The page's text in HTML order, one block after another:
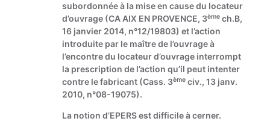
subordonnée à la mise en cause du locateur
d’ouvrage (CA AIX EN PROVENCE, 3èmech.B,
16 janvier 2014, n°12/19803) et l’action
introduite par le maître de l’ouvrage à
l’encontre du locateur d’ouvrage interrompt
la prescription de l’action qu’il peut intenter
contre le fabricant (Cass. 3èmeciv., 13 janv.
2010, n°08-19075).
La notion d’EPERS est difficile à cerner.